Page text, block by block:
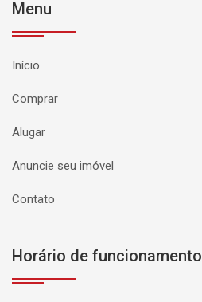
Menu
Início
Comprar
Alugar
Anuncie seu imóvel
Contato
Horário de funcionamento